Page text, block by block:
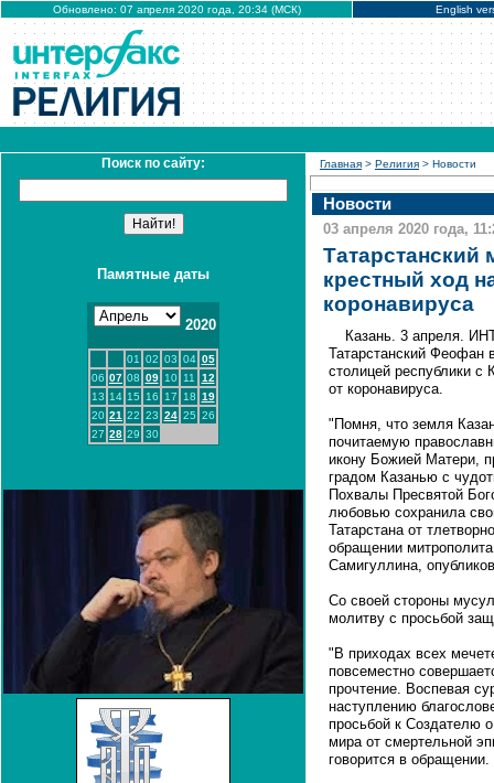
Обновлено: 07 апреля 2020 года, 20:34 (МСК) English
Поиск по сайту:
Памятные даты
2020
01 02 03 04 05
06 07 08 09 10 11
12
13 14 15 16 17 18 19
20 21 22 23 24 25 26
27 28 29 30
Главная > Религия > Новости
Новости
03 апреля 2020 года,
Татарстанский
крестный ход
коронавируса
Казань. 3 апреля.
Татарстанский Феофан
столицей республики
от коронавируса.
"Помня, что земля
почитаемую
икону Божией Матери,
градом Казанью с
Похвалы Пресвятой
любовью сохранила
Татарстана от
обращении
Самигуллина,
Со своей стороны
молитву с просьбой
"В приходах всех
повсеместно
прочтение. Воспевая
наступлению
просьбой к Создателю
мира от смертельной
говорится в обращении.